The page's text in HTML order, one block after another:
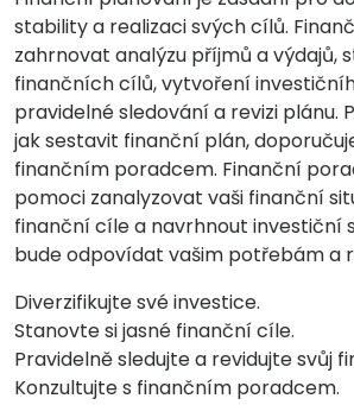
stability a realizaci svých cílů.
zahrnovat analýzu příjmů a výdajů,
finančních cílů, vytvoření
pravidelné sledování a revizi plánu.
jak sestavit finanční plán,
finančním poradcem. Finanční
pomoci zanalyzovat vaši finanční
finanční cíle a navrhnout investiční
bude odpovídat vašim potřebám a
Diverzifikujte své investice.
Stanovte si jasné finanční cíle.
Pravidelně sledujte a revidujte svůj
Konzultujte s finančním poradcem.